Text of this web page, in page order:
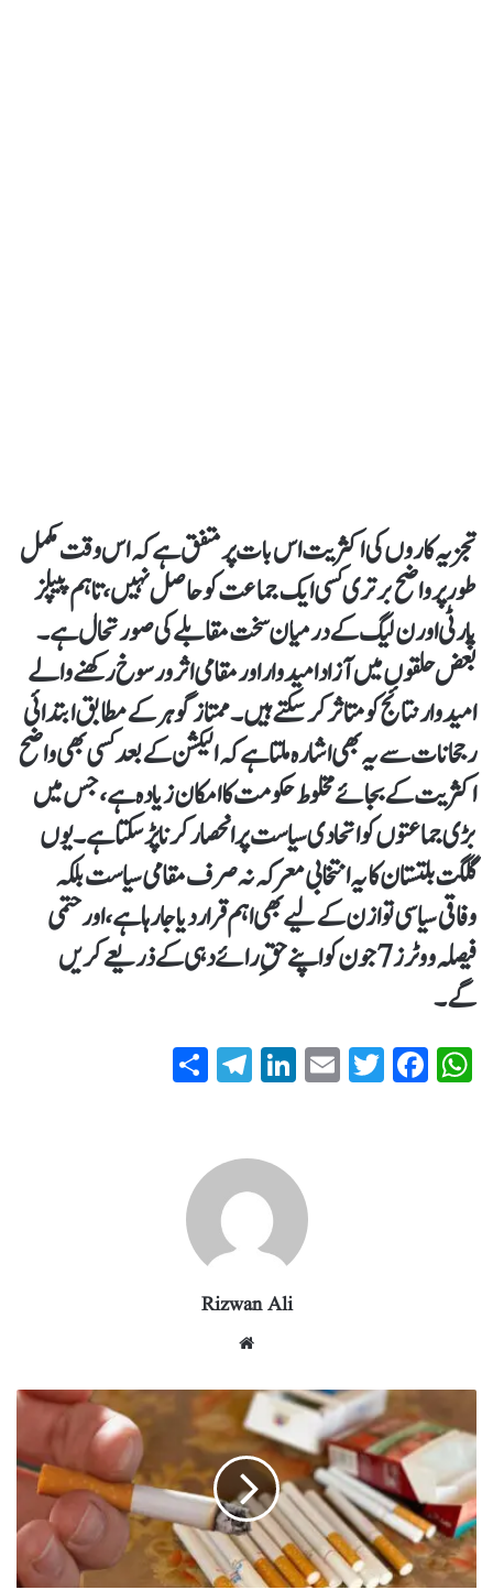
تجزیہ کاروں کی اکثریت اس بات پر متفق ہے کہ اس وقت مکمل
طور پر واضح برتری کسی ایک جماعت کو حاصل نہیں، تاہم پیپلز
پارٹی اور ن لیگ کے درمیان سخت مقابلے کی صورتحال ہے۔
بعض حلقوں میں آزاد امیدوار اور مقامی اثر و رسوخ رکھنے والے
امیدوار نتائج کو متاثر کر سکتے ہیں۔ممتاز گوہر کے مطابق ابتدائی
رجحانات سے یہ بھی اشارہ ملتا ہے کہ الیکشن کے بعد کسی بھی واضح
اکثریت کے بجائے مخلوط حکومت کا امکان زیادہ ہے، جس میں
بڑی جماعتوں کو اتحادی سیاست پر انحصار کرنا پڑ سکتا ہے۔یوں
گلگت بلتستان کا یہ انتخابی معرکہ نہ صرف مقامی سیاست بلکہ
وفاقی سیاسی توازن کے لیے بھی اہم قرار دیا جا رہا ہے، اور حتمی
فیصلہ ووٹرز 7 جون کو اپنے حقِ رائے دہی کے ذریعے کریں
گے۔
W
ha
Fa
ce
T
wi
E
m
Li
nk
In
T
el
ra
m
Rizwan Ali